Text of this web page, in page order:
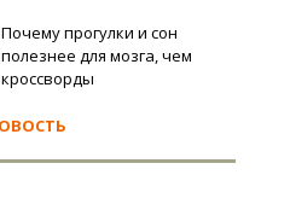
Почему прогулки и сон
полезнее для мозга, чем
кроссворды